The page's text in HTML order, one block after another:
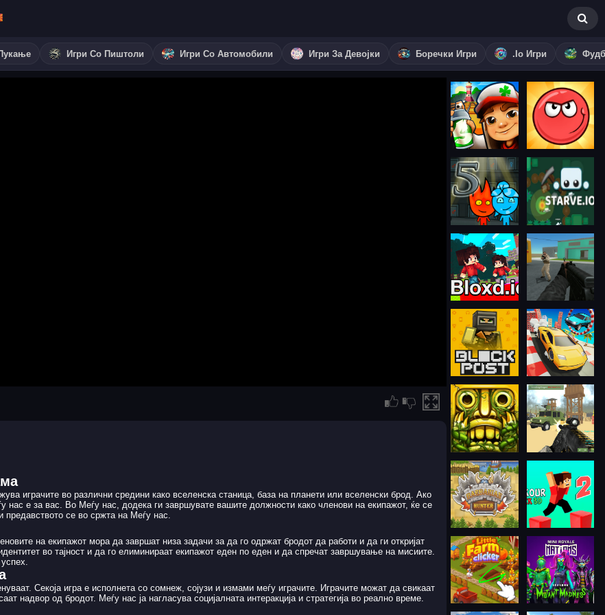
Игри Со Пиштоли Игри Со Автомобили Игри За Девојки Боречки Игри .io Игри
играчите во различни средини како вселенска станица, база на планети или вселенски брод. Ако
нас е за вас. Во Меѓу нас, додека ги завршувате вашите должности како членови на екипажот, ќе се
предавството се во сржта на Меѓу нас.
на екипажот мора да завршат низа задачи за да го одржат бродот да работи и да ги откријат
во тајност и да го елиминираат екипажот еден по еден и да спречат завршување на мисиите.
Секоја игра е исполнета со сомнеж, сојузи и измами меѓу играчите. Играчите можат да свикаат
надвор од бродот. Меѓу нас ја нагласува социјалната интеракција и стратегија во реално време.